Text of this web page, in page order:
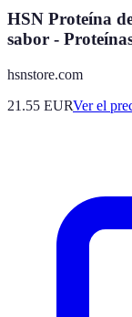
HSN Proteína
sabor -
hsnstore.com
21.55 EURVer el